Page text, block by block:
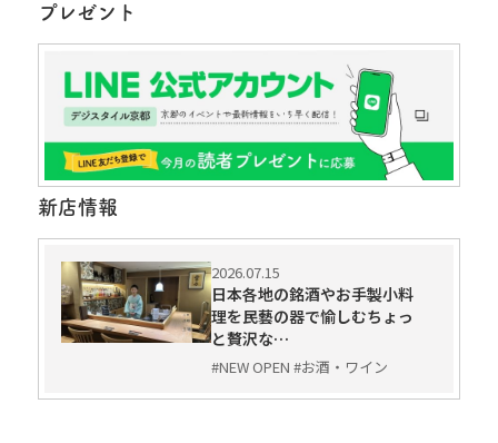
プレゼント
新店情報
2026.07.15
日本各地の銘酒やお手製小料
理を民藝の器で愉しむちょっ
と贅沢な…
#NEW OPEN #お酒・ワイン